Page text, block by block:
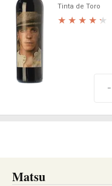
Tinta de Toro
-
Matsu